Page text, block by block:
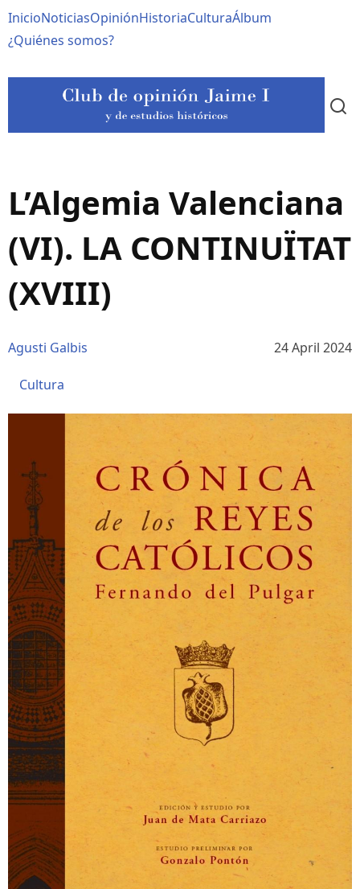
al
contenido
Navegación
principal
InicioNoticiasOpiniónHistoriaCulturaÁlbum
¿Quiénes somos?
L’Algemia Valenciana
(VI). LA CONTINUÏTAT
(XVIII)
Agusti Galbis 24 April 2024
Cultura